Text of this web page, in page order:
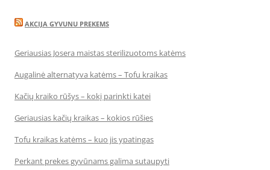
AKCIJA GYVUNU PREKEMS
Geriausias Josera maistas sterilizuotoms katėms
Augalinė alternatyva katėms – Tofu kraikas
Kačių kraiko rūšys – kokį parinkti katei
Geriausias kačių kraikas – kokios rūšies
Tofu kraikas katėms – kuo jis ypatingas
Perkant prekes gyvūnams galima sutaupyti